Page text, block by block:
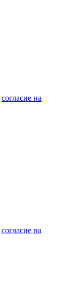
согласие на
согласие на